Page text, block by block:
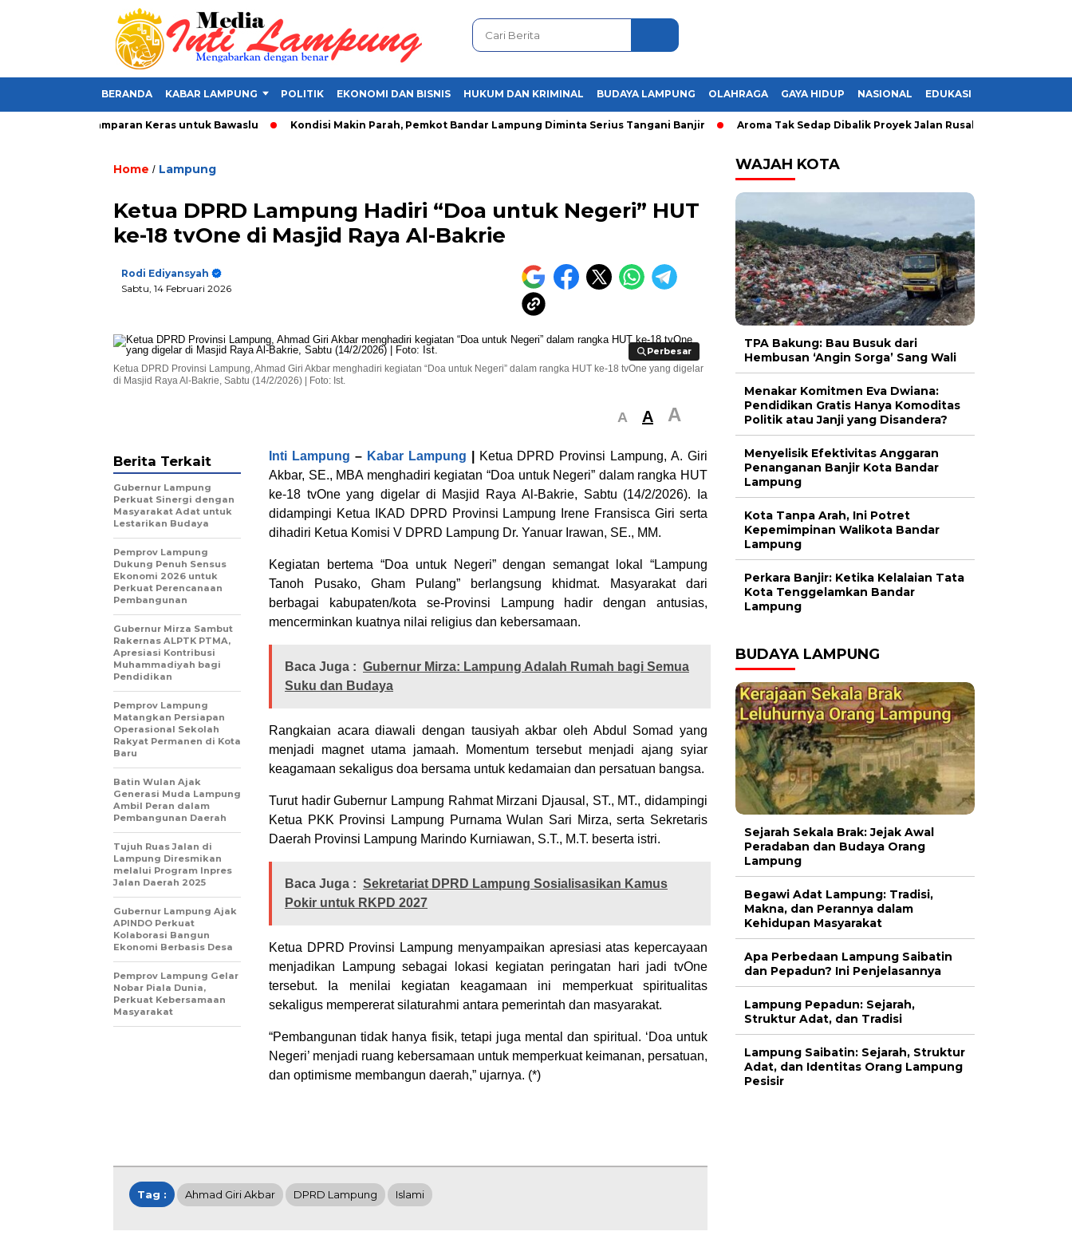
BERANDA KABAR LAMPUNG POLITIK EKONOMI DAN BISNIS HUKUM DAN KRIMINAL BUDAYA LAMPUNG OLAHRAGA GAYA HIDUP NASIONAL EDUKASI
Politik, Tamparan Keras untuk Bawaslu Kondisi Makin Parah, Pemkot Bandar Lampung Diminta Serius Tangani Banjir Aroma Tak Sedap Dibalik Proyek Jalan Rusak di Lampung,
Home / Lampung
Ketua DPRD Lampung Hadiri “Doa untuk Negeri” HUT
ke-18 tvOne di Masjid Raya Al-Bakrie
Rodi Ediyansyah
Sabtu, 14 Februari 2026
Perbesar
Perbesar
Ketua DPRD Provinsi Lampung, Ahmad Giri Akbar menghadiri kegiatan “Doa untuk Negeri” dalam rangka HUT ke-18 tvOne yang digelar
di Masjid Raya Al-Bakrie, Sabtu (14/2/2026) | Foto: Ist.
A A A
Inti Lampung – Kabar Lampung
Ketua DPRD Provinsi Lampung, A. Giri
Akbar, SE., MBA menghadiri kegiatan “Doa untuk Negeri” dalam rangka HUT
ke-18 tvOne yang digelar di Masjid Raya Al-Bakrie, Sabtu (14/2/2026). Ia
didampingi Ketua IKAD DPRD Provinsi Lampung Irene Fransisca Giri serta
dihadiri Ketua Komisi V DPRD Lampung Dr. Yanuar Irawan, SE., MM.
Kegiatan bertema “Doa untuk Negeri” dengan semangat lokal “Lampung
Tanoh Pusako, Gham Pulang” berlangsung khidmat. Masyarakat dari
berbagai kabupaten/kota se-Provinsi Lampung hadir dengan antusias,
mencerminkan kuatnya nilai religius dan kebersamaan.
Baca Juga : Gubernur Mirza: Lampung Adalah Rumah bagi Semua
Suku dan Budaya
Rangkaian acara diawali dengan tausiyah akbar oleh Abdul Somad yang
menjadi magnet utama jamaah. Momentum tersebut menjadi ajang syiar
keagamaan sekaligus doa bersama untuk kedamaian dan persatuan bangsa.
Turut hadir Gubernur Lampung Rahmat Mirzani Djausal, ST., MT., didampingi
Ketua PKK Provinsi Lampung Purnama Wulan Sari Mirza, serta Sekretaris
Daerah Provinsi Lampung Marindo Kurniawan, S.T., M.T. beserta istri.
Baca Juga : Sekretariat DPRD Lampung Sosialisasikan Kamus
Pokir untuk RKPD 2027
Ketua DPRD Provinsi Lampung menyampaikan apresiasi atas kepercayaan
menjadikan Lampung sebagai lokasi kegiatan peringatan hari jadi tvOne
tersebut. Ia menilai kegiatan keagamaan ini memperkuat spiritualitas
sekaligus mempererat silaturahmi antara pemerintah dan masyarakat.
“Pembangunan tidak hanya fisik, tetapi juga mental dan spiritual. ‘Doa untuk
Negeri’ menjadi ruang kebersamaan untuk memperkuat keimanan, persatuan,
dan optimisme membangun daerah,” ujarnya. (*)
Berita Terkait
Gubernur Lampung
Perkuat Sinergi dengan
Masyarakat Adat untuk
Lestarikan Budaya
Pemprov Lampung
Dukung Penuh Sensus
Ekonomi 2026 untuk
Perkuat Perencanaan
Pembangunan
Gubernur Mirza Sambut
Rakernas ALPTK PTMA,
Apresiasi Kontribusi
Muhammadiyah bagi
Pendidikan
Pemprov Lampung
Matangkan Persiapan
Operasional Sekolah
Rakyat Permanen di Kota
Baru
Batin Wulan Ajak
Generasi Muda Lampung
Ambil Peran dalam
Pembangunan Daerah
Tujuh Ruas Jalan di
Lampung Diresmikan
melalui Program Inpres
Jalan Daerah 2025
Gubernur Lampung Ajak
APINDO Perkuat
Kolaborasi Bangun
Ekonomi Berbasis Desa
Pemprov Lampung Gelar
Nobar Piala Dunia,
Perkuat Kebersamaan
Masyarakat
Tag : Ahmad Giri Akbar DPRD Lampung Islami
WAJAH KOTA
TPA Bakung: Bau Busuk dari
Hembusan ‘Angin Sorga’ Sang Wali
Menakar Komitmen Eva Dwiana:
Pendidikan Gratis Hanya Komoditas
Politik atau Janji yang Disandera?
Menyelisik Efektivitas Anggaran
Penanganan Banjir Kota Bandar
Lampung
Kota Tanpa Arah, Ini Potret
Kepemimpinan Walikota Bandar
Lampung
Perkara Banjir: Ketika Kelalaian Tata
Kota Tenggelamkan Bandar
Lampung
BUDAYA LAMPUNG
Sejarah Sekala Brak: Jejak Awal
Peradaban dan Budaya Orang
Lampung
Begawi Adat Lampung: Tradisi,
Makna, dan Perannya dalam
Kehidupan Masyarakat
Apa Perbedaan Lampung Saibatin
dan Pepadun? Ini Penjelasannya
Lampung Pepadun: Sejarah,
Struktur Adat, dan Tradisi
Lampung Saibatin: Sejarah, Struktur
Adat, dan Identitas Orang Lampung
Pesisir